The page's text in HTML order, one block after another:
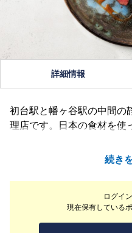
ログイ
現在保有している
詳細情報
初台駅と幡ヶ谷駅の中間の
理店です。日本の食材を使
続き